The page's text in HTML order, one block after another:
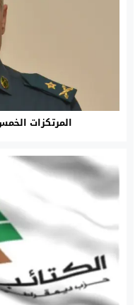
المرتكزات